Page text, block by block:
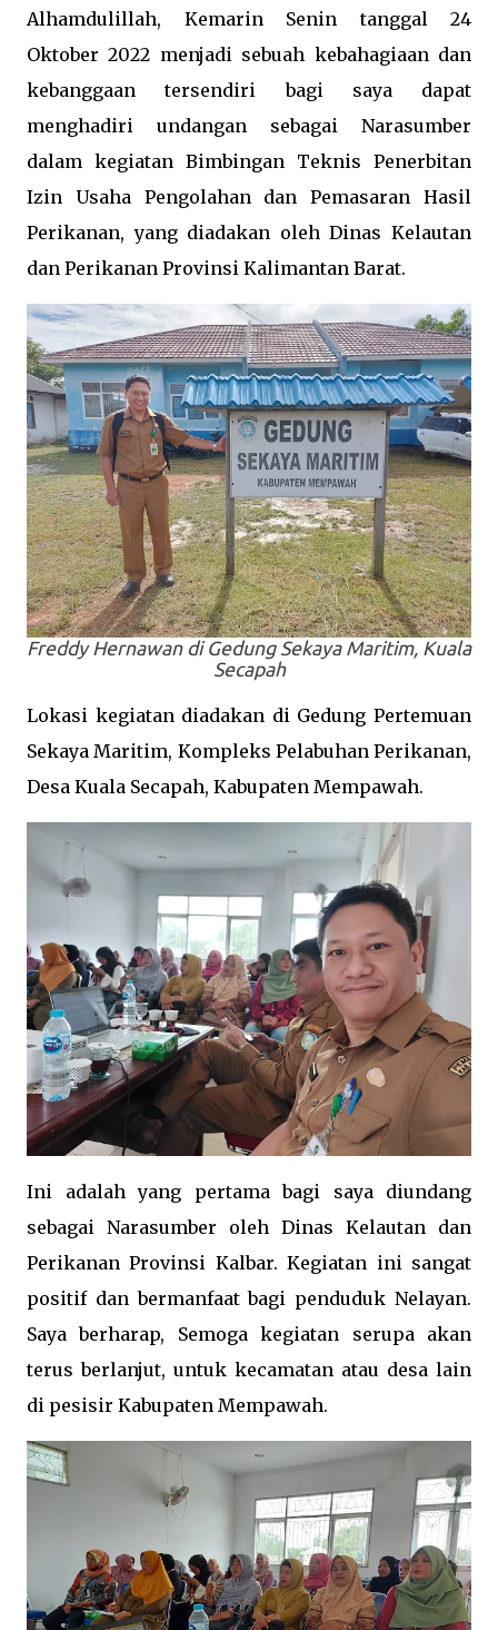
Alhamdulillah, Kemarin Senin tanggal 24
Oktober 2022 menjadi sebuah kebahagiaan dan
kebanggaan tersendiri bagi saya dapat
menghadiri undangan sebagai Narasumber
dalam kegiatan Bimbingan Teknis Penerbitan
Izin Usaha Pengolahan dan Pemasaran Hasil
Perikanan, yang diadakan oleh Dinas Kelautan
dan Perikanan Provinsi Kalimantan Barat.
Freddy Hernawan di Gedung Sekaya Maritim, Kuala
Secapah
Lokasi kegiatan diadakan di Gedung Pertemuan
Sekaya Maritim, Kompleks Pelabuhan Perikanan,
Desa Kuala Secapah, Kabupaten Mempawah.
Ini adalah yang pertama bagi saya diundang
sebagai Narasumber oleh Dinas Kelautan dan
Perikanan Provinsi Kalbar. Kegiatan ini sangat
positif dan bermanfaat bagi penduduk Nelayan.
Saya berharap, Semoga kegiatan serupa akan
terus berlanjut, untuk kecamatan atau desa lain
di pesisir Kabupaten Mempawah.